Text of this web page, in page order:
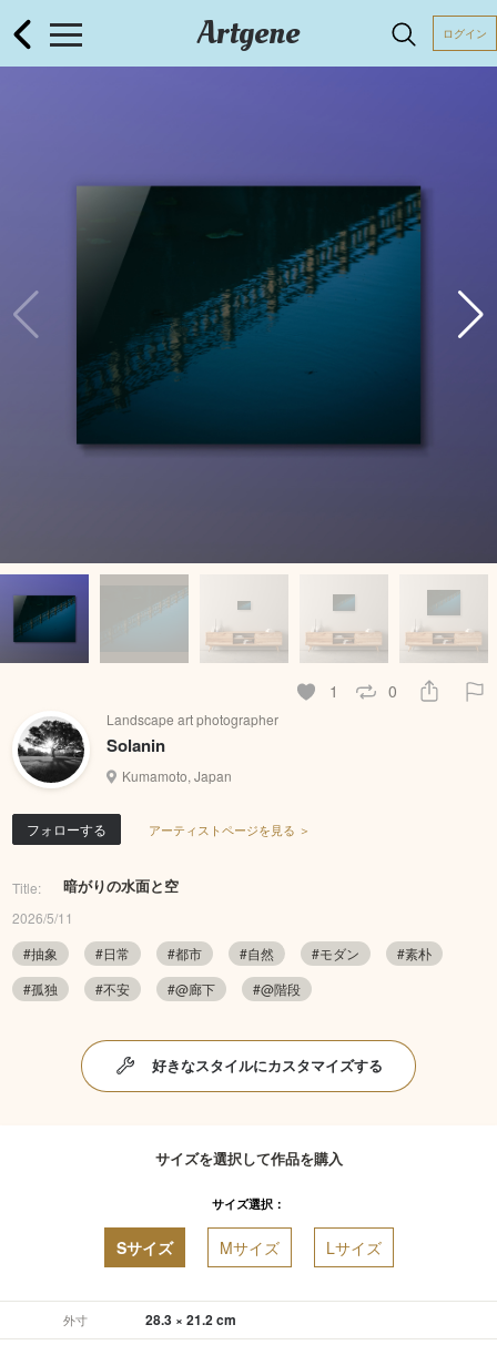
Artgene ログイン
1 0
Landscape art photographer
Solanin
Kumamoto, Japan
フォローする アーティストページを見る ＞
Title: 暗がりの水面と空
2026/5/11
#抽象
#日常 #都市 #自然 #モダン
#素朴
#孤独
#不安 #@廊下 #@階段
好きなスタイルにカスタマイズする
サイズを選択して作品を購入
サイズ選択：
Sサイズ Mサイズ Lサイズ
外寸 28.3 × 21.2 cm